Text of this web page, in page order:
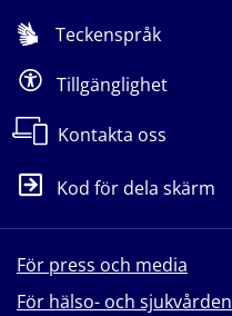
Teckenspråk
Tillgänglighet
Kontakta oss
Kod för dela skärm
För press och media
För hälso- och sjukvården